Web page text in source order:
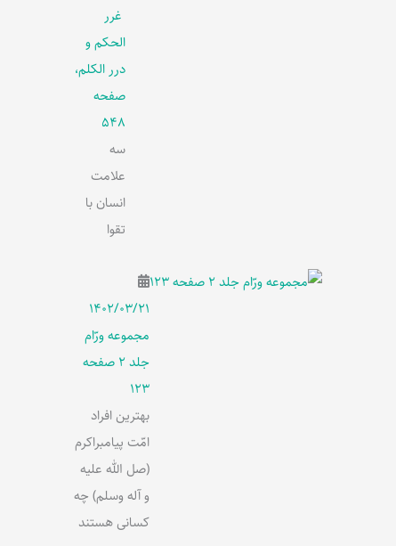
غرر
الحکم و
درر الکلم،
صفحه
548
سه
علامت
انسان با
تقوا
۱۴۰۲/۰۳/۲۱
مجموعه ورّام
جلد 2 صفحه
123
بهترین افراد
امّت پیامبراکرم
(صل الله علیه
و آله وسلم) چه
کسانی هستند